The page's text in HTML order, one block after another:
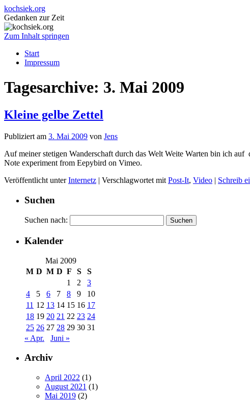
kochsiek.org
Gedanken zur Zeit
Zum Inhalt springen
Start
Impressum
Tagesarchive: 3. Mai 2009
Kleine gelbe Zettel
Publiziert am 3. Mai 2009 von Jens
Auf meiner stetigen Wanderschaft durch das Welt Weite Warten bin ich
Note experiment from Eepybird on Vimeo.
Veröffentlicht unter Internetz | Verschlagwortet mit Post-It, Video | Schreib
Suchen
Suchen nach:
Kalender
Mai 2009
M D M D F S
S
1
2
3
4
5 6 7 8 9
10
11 12 13 14 15 16 17
18 19 20 21 22 23 24
25 26 27 28 29 30 31
« Apr.
Juni »
Archiv
April 2022 (1)
August 2021 (1)
Mai 2019 (2)